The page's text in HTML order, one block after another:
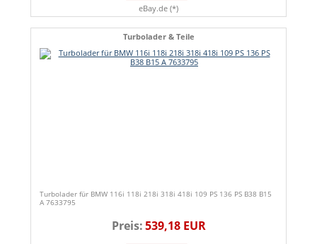
eBay.de (*)
Turbolader & Teile
Turbolader für BMW 116i 118i 218i 318i 418i 109 PS 136 PS B38 B15
A 7633795
Preis:539,18 EUR